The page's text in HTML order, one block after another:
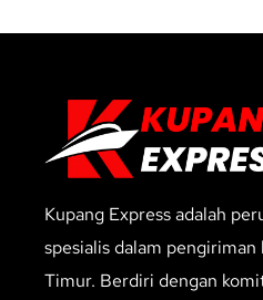
Kupang Express adalah
spesialis dalam pengiriman
Timur. Berdiri dengan